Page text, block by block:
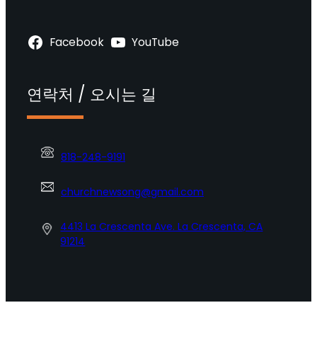
Facebook YouTube
연락처 / 오시는 길
818-248-9191
churchnewsong@gmail.com
4413 La Crescenta Ave. La Crescenta, CA
91214